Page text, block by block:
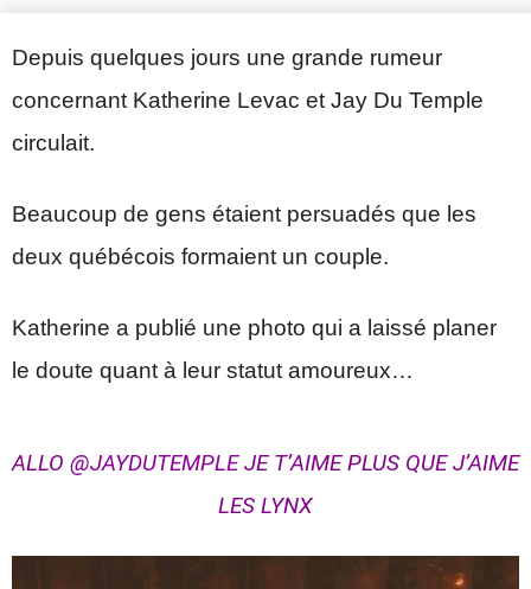
Depuis quelques jours une grande rumeur
concernant Katherine Levac et Jay Du Temple
circulait.
Beaucoup de gens étaient persuadés que les
deux québécois formaient un couple.
Katherine a publié une photo qui a laissé planer
le doute quant à leur statut amoureux…
ALLO @JAYDUTEMPLEJE T’AIME PLUS QUE J’AIME
LES LYNX